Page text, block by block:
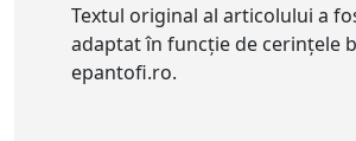
Textul original al articolului a
adaptat în funcție de cerințele
epantofi.ro.